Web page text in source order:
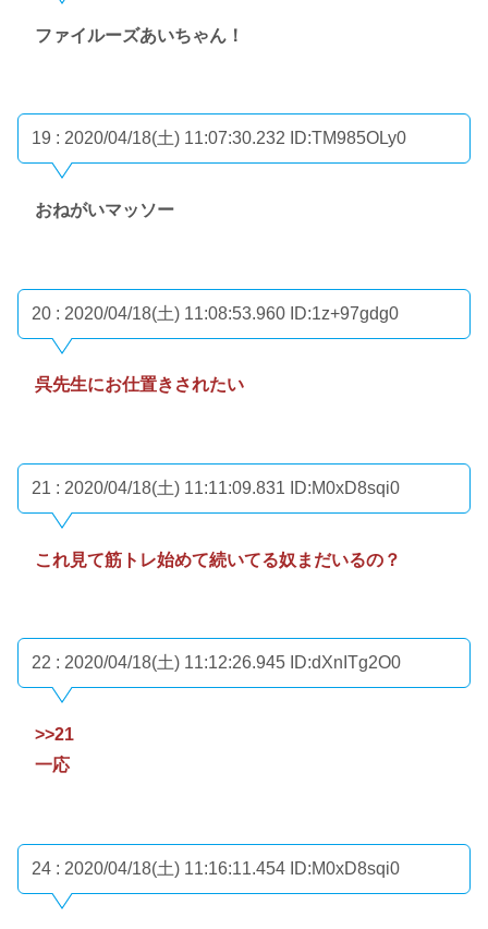
ファイルーズあいちゃん！
19 : 2020/04/18(土) 11:07:30.232 ID:TM985OLy0
おねがいマッソー
20 : 2020/04/18(土) 11:08:53.960 ID:1z+97gdg0
呉先生にお仕置きされたい
21 : 2020/04/18(土) 11:11:09.831 ID:M0xD8sqi0
これ見て筋トレ始めて続いてる奴まだいるの？
22 : 2020/04/18(土) 11:12:26.945 ID:dXnITg2O0
>>21
一応
24 : 2020/04/18(土) 11:16:11.454 ID:M0xD8sqi0